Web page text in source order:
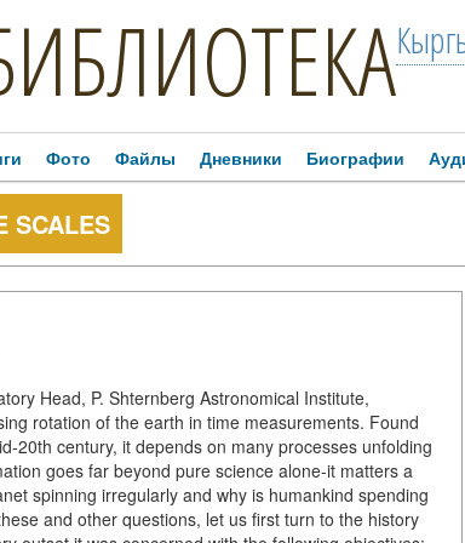
Фото Файлы Дневники Биографии
SCALES
Head, P. Shternberg Astronomical Institute,
rotation of the earth in time measurements. Found
20th century, it depends on many processes unfolding
goes far beyond pure science alone-it matters a
spinning irregularly and why is humankind spending
and other questions, let us first turn to the history